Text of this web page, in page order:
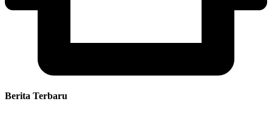
Berita Terbaru